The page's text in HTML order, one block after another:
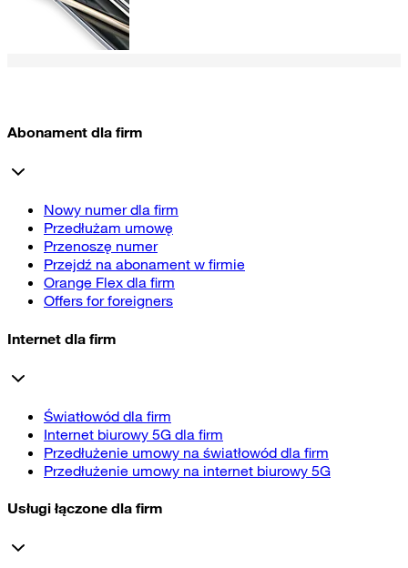
Abonament dla firm
Nowy numer dla firm
Przedłużam umowę
Przenoszę numer
Przejdź na abonament w firmie
Orange Flex dla firm
Offers for foreigners
Internet dla firm
Światłowód dla firm
Internet biurowy 5G dla firm
Przedłużenie umowy na światłowód dla firm
Przedłużenie umowy na internet biurowy 5G
Usługi łączone dla firm